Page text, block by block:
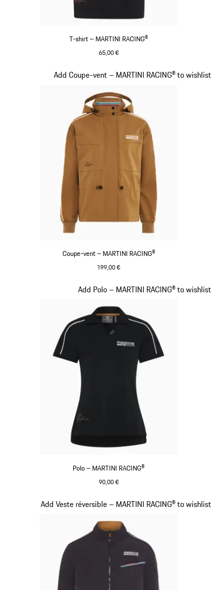
T-shirt – MARTINI RACING®
65,00 €
Coupe-vent – MARTINI RACING®
199,00 €
Add Coupe-vent – MARTINI RACING® to wishlist
Diapositive 4 sur 20
Polo – MARTINI RACING®
90,00 €
Add Polo – MARTINI RACING® to wishlist
Add Veste réversible – MARTINI RACING® to wishlist
Diapositive 6 sur 20